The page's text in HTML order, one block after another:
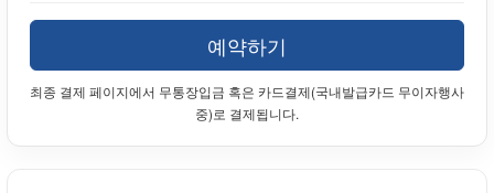
예약하기
최종 결제 페이지에서 무통장입금 혹은 카드결제(국내발급카드 무이자행사
중)로 결제됩니다.